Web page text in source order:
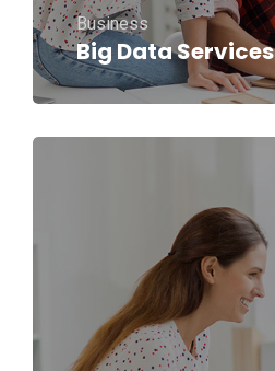
Big Data Services
Business